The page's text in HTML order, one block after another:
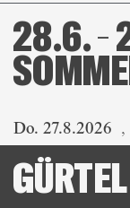
Do. 27.8.2026 ,
28.6. –